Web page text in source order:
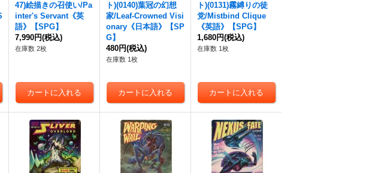
47)絵描きの召使い/Pa
inter's Servant《英
語》【SPG】
7,990円(税込)
在庫数 2枚
ト)(0140)葉冠の幻想
家/Leaf-Crowned Visi
onary《日本語》【SP
G】
480円(税込)
在庫数 1枚
ト)(0131)霧縛りの徒
党/Mistbind Clique
《英語》【SPG】
1,680円(税込)
在庫数 1枚